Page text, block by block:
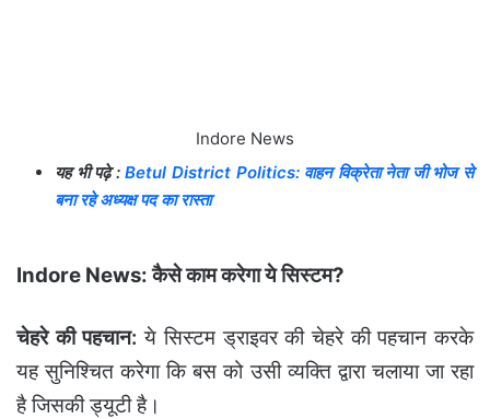
Indore News
यह भी पढ़े :Betul District Politics: वाहन विक्रेता नेता जी भोज से
बना रहे अध्यक्ष पद का रास्ता
Indore News: कैसे काम करेगा ये सिस्टम?
चेहरे की पहचान: ये सिस्टम ड्राइवर की चेहरे की पहचान करके
यह सुनिश्चित करेगा कि बस को उसी व्यक्ति द्वारा चलाया जा रहा
है जिसकी ड्यूटी है।